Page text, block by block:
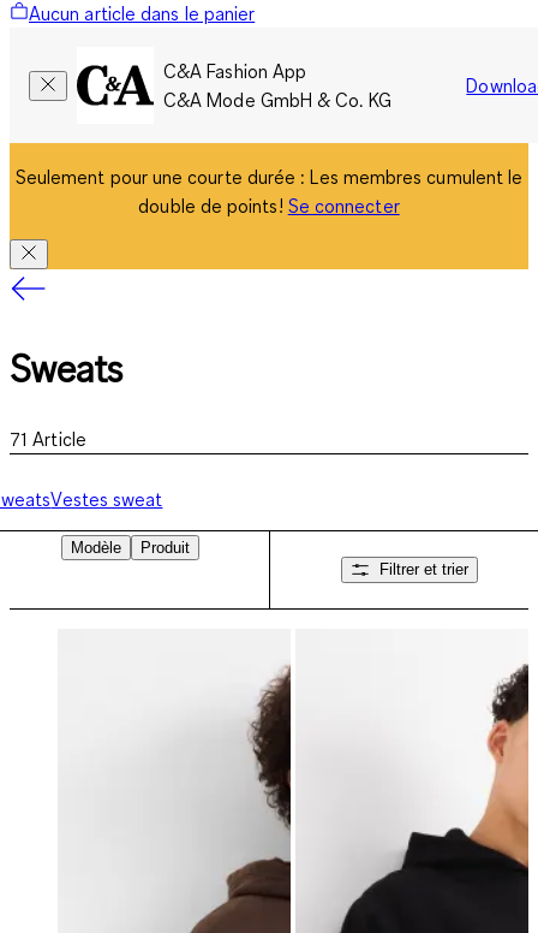
Aucun article dans le panier
C&A Fashion App
C&A Mode GmbH & Co. KG
Seulement pour une courte durée : Les membres cumulent le
double de points! Se connecter
Sweats
71 Article
Vestes sweat
Modèle
Produit
Filtrer et trier